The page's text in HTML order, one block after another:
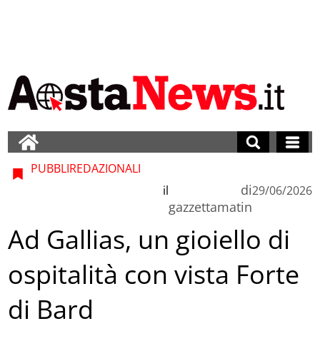
PUBBLIREDAZIONALI
di
gazzettamatin
il 29/06/2026
Ad Gallias, un gioiello di
ospitalità con vista Forte
di Bard